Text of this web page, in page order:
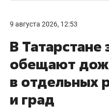
9 августа 2026, 12:53
В Татарстане
обещают
в отдельных
и град